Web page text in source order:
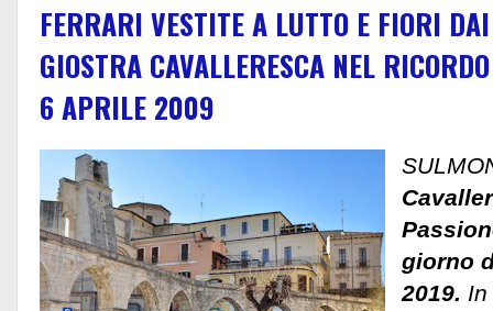
FERRARI VESTITE A LUTTO E FIORI
GIOSTRA CAVALLERESCA NEL
6 APRILE 2009
giorno
2019.